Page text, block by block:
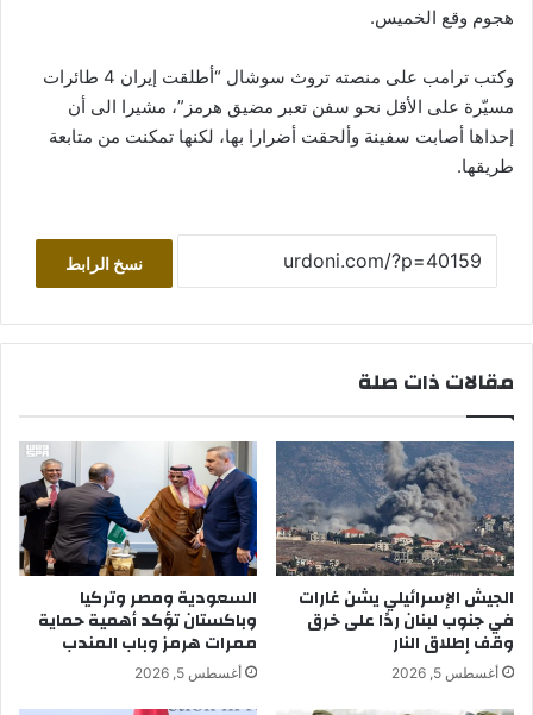
هجوم وقع الخميس.
وكتب ترامب على منصته تروث سوشال “أطلقت إيران 4 طائرات
مسيّرة على الأقل نحو سفن تعبر مضيق هرمز”، مشيرا الى أن
إحداها أصابت سفينة وألحقت أضرارا بها، لكنها تمكنت من متابعة
طريقها.
نسخ الرابط
مقالات ذات صلة
الجيش الإسرائيلي يشن غارات
في جنوب لبنان ردًا على خرق
وقف إطلاق النار
أغسطس 5, 2026
السعودية ومصر وتركيا
وباكستان تؤكد أهمية حماية
ممرات هرمز وباب المندب
أغسطس 5, 2026